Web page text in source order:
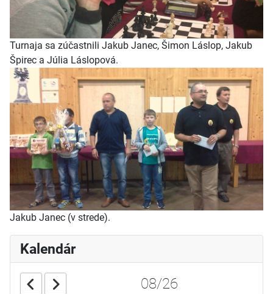
Turnaja sa zúčastnili Jakub Janec, Šimon Láslop, Jakub
Špirec a Júlia Láslopová.
Jakub Janec (v strede).
Kalendár
08/26